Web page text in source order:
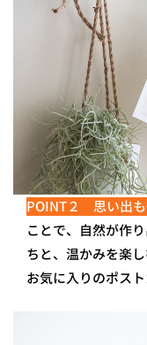
POINT２ 思い出も
ことで、自然が作
ちと、温かみを楽
お気に入りのポス